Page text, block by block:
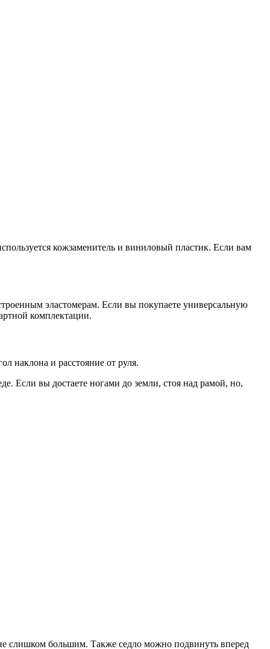
кожзаменитель и виниловый пластик. Если вам
эластомерам. Если вы покупаете универсальную
комплектации.
наклона и расстояние от руля.
Если вы достаете ногами до земли, стоя над рамой, но,
слишком большим. Также седло можно подвинуть вперед